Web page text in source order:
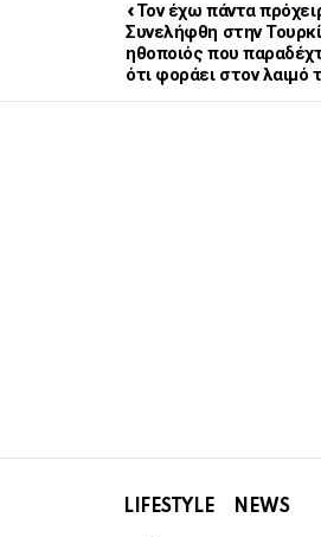
«Τον έχω πάντα
Συνελήφθη στην
ηθοποιός που
ότι φοράει στον λαιμό
LIFESTYLE NEWS